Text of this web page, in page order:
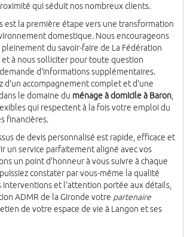
qui séduit nos nombreux clients.
est la première étape vers une transformation
domestique. Nous encourageons
du savoir-faire de La Fédération
et à nous solliciter pour toute question
d'informations supplémentaires.
d'un accompagnement complet et d'une
le domaine du ménage à domicile à Baron
qui respectent à la fois votre emploi du
financières.
de devis personnalisé est rapide, efficace et
un service parfaitement aligné avec vos
un point d'honneur à vous suivre à chaque
constater par vous-même la qualité
interventions et l'attention portée aux détails,
ADMR de la Gironde votre partenaire
de votre espace de vie à Langon et ses